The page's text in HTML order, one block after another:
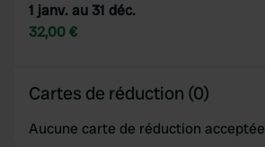
1 janv. au 31 déc.
32,00 €
Cartes de réduction (0)
Aucune carte de réduction acceptée